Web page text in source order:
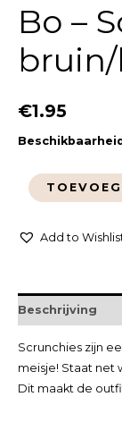
Bo –
€1.95
Add to
Beschrijving
Scrunchies zijn
meisje! Staat net
Dit maakt de